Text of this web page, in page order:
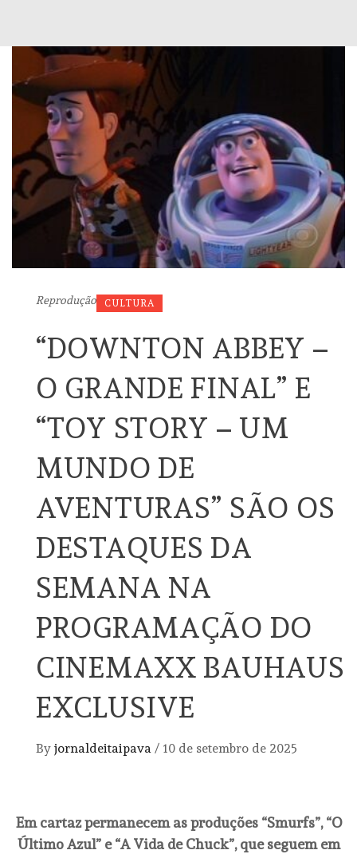
Reprodução CULTURA
“DOWNTON ABBEY –
O GRANDE FINAL” E
“TOY STORY – UM
MUNDO DE
AVENTURAS” SÃO OS
DESTAQUES DA
SEMANA NA
PROGRAMAÇÃO DO
CINEMAXX BAUHAUS
EXCLUSIVE
By jornaldeitaipava / 10 de setembro de 2025
Em cartaz permanecem as produções “Smurfs”, “O
Último Azul” e “A Vida de Chuck”, que seguem em